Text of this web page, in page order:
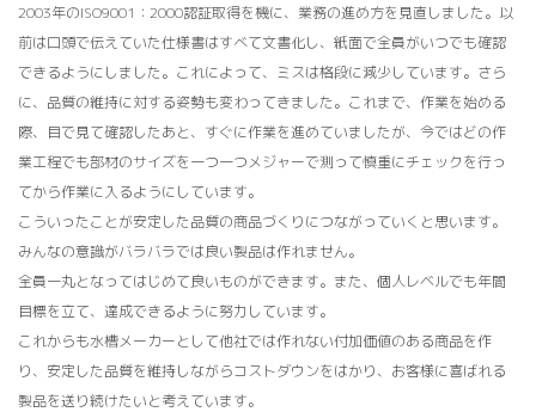
2003年のISO9001：2000認証取得を機に、業務の進め方を見直しました。以
前は口頭で伝えていた仕様書はすべて文書化し、紙面で全員がいつでも確認
できるようにしました。これによって、ミスは格段に減少しています。さら
に、品質の維持に対する姿勢も変わってきました。これまで、作業を始める
際、目で見て確認したあと、すぐに作業を進めていましたが、今ではどの作
業工程でも部材のサイズを一つ一つメジャーで測って慎重にチェックを行っ
てから作業に入るようにしています。
こういったことが安定した品質の商品づくりにつながっていくと思います。
みんなの意識がバラバラでは良い製品は作れません。
全員一丸となってはじめて良いものができます。また、個人レベルでも年間
目標を立て、達成できるように努力しています。
これからも水槽メーカーとして他社では作れない付加価値のある商品を作
り、安定した品質を維持しながらコストダウンをはかり、お客様に喜ばれる
製品を送り続けたいと考えています。